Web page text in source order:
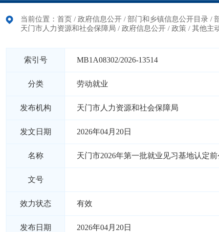
当前位置： 首页 / 政府信息公开 / 部门和乡镇信息公开目录 /
天门市人力资源和社会保障局 / 政府信息公开 / 政策 / 其他主
索引号 MB1A08302/2026-13514
分类 劳动就业
发布机构 天门市人力资源和社会保障局
发文日期 2026年04月20日
名称 天门市2026年第一批就业见习基地认定
文号
效力状态 有效
发布日期 2026年04月20日